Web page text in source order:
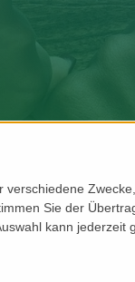
Sie der
kann jederzeit